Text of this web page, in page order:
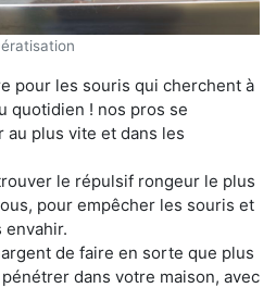
pour les souris qui cherchent à
quotidien ! nos pros se
plus vite et dans les
le répulsif rongeur le plus
pour empêcher les souris et
envahir.
de faire en sorte que plus
dans votre maison, avec